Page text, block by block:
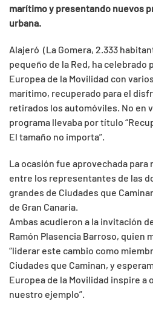
marítimo y presentando nuevos
urbana.
Alajeró (La Gomera, 2.333
pequeño de la Red, ha celebrado
Europea de la Movilidad con
marítimo, recuperado para el
retirados los automóviles. No en
programa llevaba por título
El tamaño no importa”.
La ocasión fue aprovechada para
entre los representantes de las
grandes de Ciudades que
de Gran Canaria.
Ambas acudieron a la invitación
Ramón Plasencia Barroso, quien
“liderar este cambio como
Ciudades que Caminan, y
Europea de la Movilidad inspire
nuestro ejemplo”.